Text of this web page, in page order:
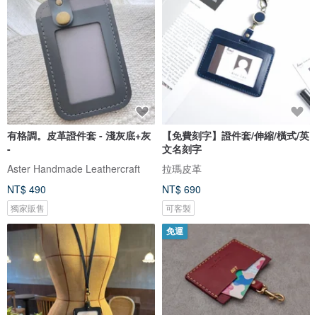
有格調。皮革證件套 - 淺灰底+灰
-
Aster Handmade Leathercraft
NT$ 490
獨家販售
【免費刻字】證件套/伸縮/橫式/英
文名刻字
拉瑪皮革
NT$ 690
可客製
免運